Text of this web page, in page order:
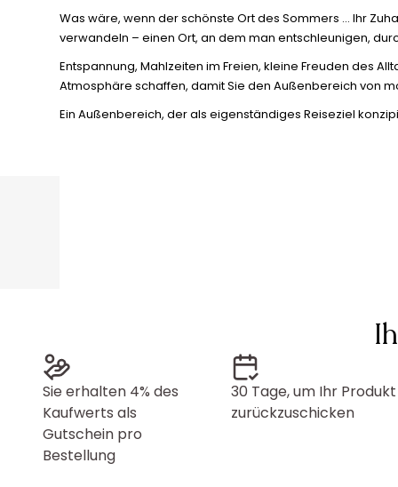
Was wäre, wenn der schönste Ort des Sommers … Ihr
verwandeln – einen Ort, an dem man entschleunigen,
Entspannung, Mahlzeiten im Freien, kleine Freuden des
Atmosphäre schaffen, damit Sie den Außenbereich von
Ein Außenbereich, der als eigenständiges Reiseziel
Sie erhalten 4% des
Kaufwerts als
Gutschein pro
Bestellung
30 Tage, um Ihr Produkt
zurückzuschicken